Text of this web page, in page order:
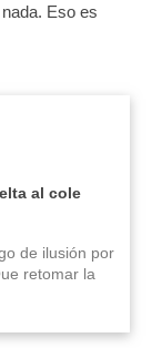
Eso es
al cole
de ilusión por
retomar la